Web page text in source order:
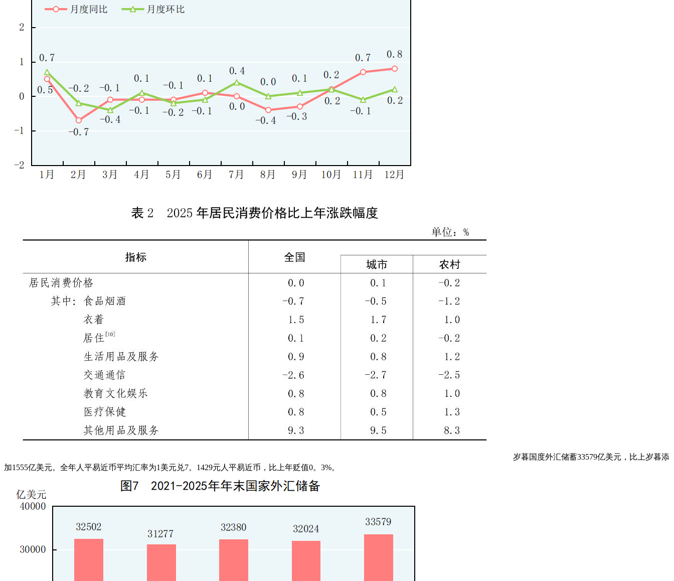
岁暮国度外汇储蓄33579亿美元，比上岁暮添
加1555亿美元。全年人平易近币平均汇率为1美元兑7。1429元人平易近币，比上年贬值0。3%。